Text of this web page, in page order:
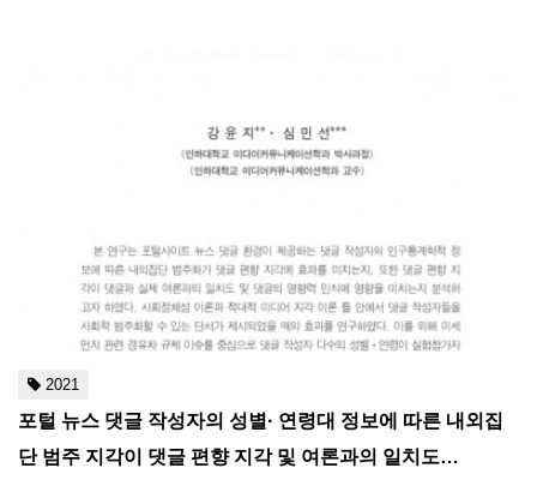
2021
포털 뉴스 댓글 작성자의 성별· 연령대 정보에 따른 내외집
단 범주 지각이 댓글 편향 지각 및 여론과의 일치도…